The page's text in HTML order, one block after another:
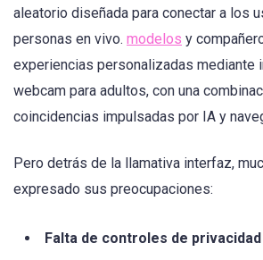
aleatorio diseñada para conectar a los
personas en vivo. modelos y
experiencias personalizadas mediante
webcam para adultos, con una
coincidencias impulsadas por IA y
Pero detrás de la llamativa interfaz,
expresado sus preocupaciones:
Falta de controles de privacidad